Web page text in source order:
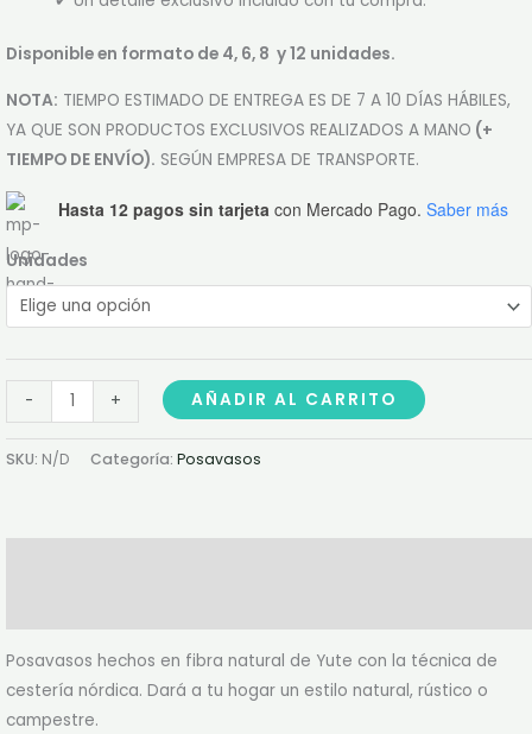
Disponible en formato de 4, 6, 8 y 12 unidades.
NOTA: TIEMPO ESTIMADO DE ENTREGA ES DE 7 A 10 DÍAS HÁBILES,
YA QUE SON PRODUCTOS EXCLUSIVOS REALIZADOS A MANO (+
TIEMPO DE ENVÍO). SEGÚN EMPRESA DE TRANSPORTE.
Hasta 12 pagos sin tarjeta con Mercado Pago. Saber más
Unidades
- + AÑADIR AL CARRITO
SKU: N/D Categoría: Posavasos
Posavasos hechos en fibra natural de Yute con la técnica de
cestería nórdica. Dará a tu hogar un estilo natural, rústico o
campestre.